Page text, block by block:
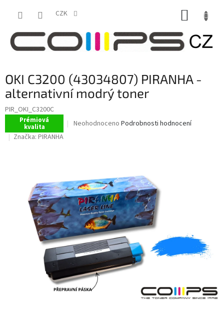
CZK
OKI C3200 (43034807) PIRANHA -
alternativní modrý toner
PIR_OKI_C3200C
Prémiová
kvalita
Průměrné
5
hvězdiček.
Neohodnoceno Podrobnosti hodnocení
Značka: PIRANHA